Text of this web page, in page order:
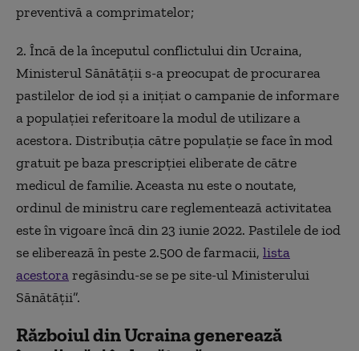
preventivă a comprimatelor;
2. Încă de la începutul conflictului din Ucraina,
Ministerul Sănătății s-a preocupat de procurarea
pastilelor de iod și a inițiat o campanie de informare
a populației referitoare la modul de utilizare a
acestora. Distribuția către populație se face în mod
gratuit pe baza prescripției eliberate de către
medicul de familie. Aceasta nu este o noutate,
ordinul de ministru care reglementează activitatea
este în vigoare încă din 23 iunie 2022. Pastilele de iod
se eliberează în peste 2.500 de farmacii, lista
acestoraregăsindu-se se pe site-ul Ministerului
Sănătății”.
Războiul din Ucraina generează